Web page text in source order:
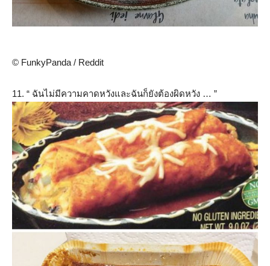
© FunkyPanda / Reddit
11. “ ฉันไม่มีความคาดหวังและฉันก็ยังต้องผิดหวัง … ”